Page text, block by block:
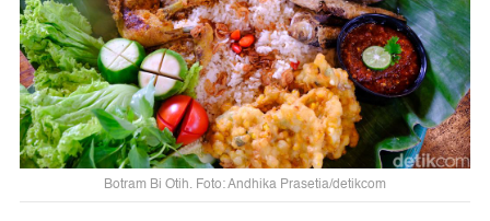
Botram Bi Otih. Foto: Andhika Prasetia/detikcom